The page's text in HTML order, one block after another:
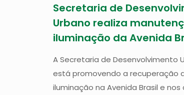
Secretaria de
Urbano realiza
iluminação da Avenida
A Secretaria de Desenvolvimento
está promovendo a recuperação
iluminação na Avenida Brasil e nos